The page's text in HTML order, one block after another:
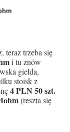
teraz trzeba się
i tu znów
giełda,
stoisk z
4 PLN 50 szt.
(reszta się